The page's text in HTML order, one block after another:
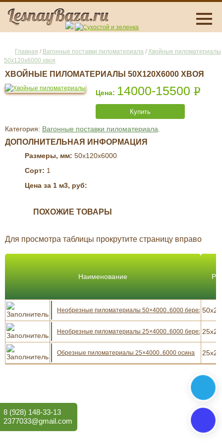
8 (928) 148-33-13
2377033@gmail.com
Главная / Вагонные поставки пиломатериала / Хвойные пиломатериалы
50x120x6000 хвоя
ХВОЙНЫЕ ПИЛОМАТЕРИАЛЫ 50X120X6000 ХВОЯ
14000-15500 Р
Купить
Категория: Вагонные поставки пиломатериала
ДОПОЛНИТЕЛЬНАЯ ИНФОРМАЦИЯ
Размеры, мм: 50x120x6000
Сорт: 1
Цена за 1 м3, руб:
ПОХОЖИЕ ТОВАРЫ
Для просмотра таблицы прокрутите страницу вправо
Наименование
Необрезные пиломатериалы 50×4000..6000 береза
Необрезные пиломатериалы 25×4000..6000 береза
Обрезные пиломатериалы 25×4000..6000 осина